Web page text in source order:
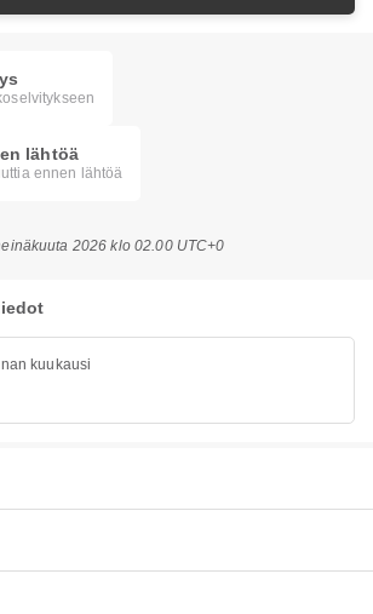
lähtöä
ennen lähtöä
2026 klo 02.00 UTC+0
kuukausi